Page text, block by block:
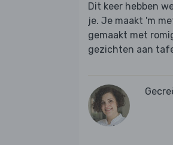
Dit keer hebben
je. Je maakt 'm
gemaakt met
gezichten aan